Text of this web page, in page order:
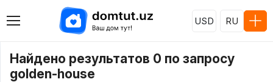
USD RU
Найдено результатов 0 по запросу
golden-house